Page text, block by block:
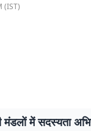
(IST)
मंडलों में सदस्यता